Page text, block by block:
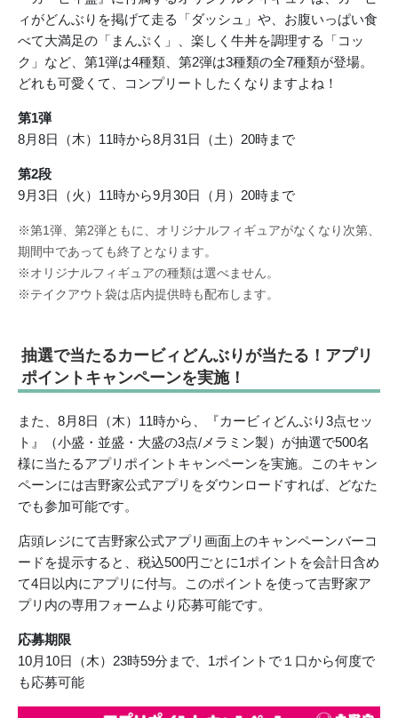
ィがどんぶりを掲げて走る「ダッシュ」や、お腹いっぱい食
べて大満足の「まんぷく」、楽しく牛丼を調理する「コッ
ク」など、第1弾は4種類、第2弾は3種類の全7種類が登場。
どれも可愛くて、コンプリートしたくなりますよね！
第1弾
8月8日（木）11時から8月31日（土）20時まで
第2段
9月3日（火）11時から9月30日（月）20時まで
※第1弾、第2弾ともに、オリジナルフィギュアがなくなり次第、
期間中であっても終了となります。
※オリジナルフィギュアの種類は選べません。
※テイクアウト袋は店内提供時も配布します。
抽選で当たるカービィどんぶりが当たる！アプリ
ポイントキャンペーンを実施！
また、8月8日（木）11時から、『カービィどんぶり3点セッ
ト』（小盛・並盛・大盛の3点/メラミン製）が抽選で500名
様に当たるアプリポイントキャンペーンを実施。このキャン
ペーンには吉野家公式アプリをダウンロードすれば、どなた
でも参加可能です。
店頭レジにて吉野家公式アプリ画面上のキャンペーンバーコ
ードを提示すると、税込500円ごとに1ポイントを会計日含め
て4日以内にアプリに付与。このポイントを使って吉野家ア
プリ内の専用フォームより応募可能です。
応募期限
10月10日（木）23時59分まで、1ポイントで１口から何度で
も応募可能